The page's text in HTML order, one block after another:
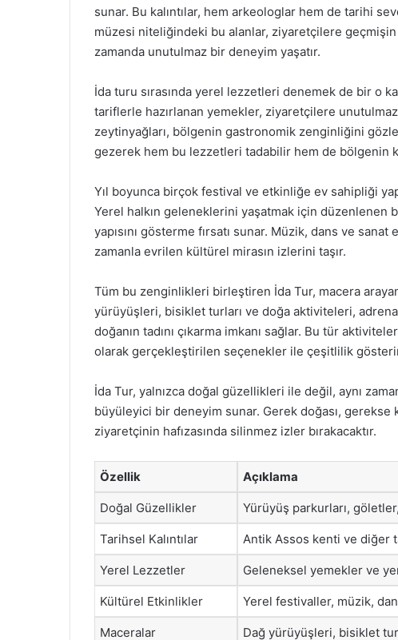
sunar. Bu kalıntılar, hem arkeologlar hem de tarihi
müzesi niteliğindeki bu alanlar, ziyaretçilere
zamanda unutulmaz bir deneyim yaşatır.
İda turu sırasında yerel lezzetleri denemek de bir o
tariflerle hazırlanan yemekler, ziyaretçilere
zeytinyağları, bölgenin gastronomik zenginliğini
gezerek hem bu lezzetleri tadabilir hem de bölgenin
Yıl boyunca birçok festival ve etkinliğe ev sahipliği
Yerel halkın geleneklerini yaşatmak için
yapısını gösterme fırsatı sunar. Müzik, dans ve
zamanla evrilen kültürel mirasın izlerini taşır.
Tüm bu zenginlikleri birleştiren İda Tur, macera
yürüyüşleri, bisiklet turları ve doğa aktiviteleri,
doğanın tadını çıkarma imkanı sağlar. Bu tür
olarak gerçekleştirilen seçenekler ile çeşitlilik
İda Tur, yalnızca doğal güzellikleri ile değil, aynı
büyüleyici bir deneyim sunar. Gerek doğası,
ziyaretçinin hafızasında silinmez izler bırakacaktır.
Özellik Açıklama
Doğal Güzellikler Yürüyüş parkurları,
Tarihsel Kalıntılar Antik Assos kenti ve diğer
Yerel Lezzetler Geleneksel yemekler ve
Kültürel Etkinlikler Yerel festivaller, müzik,
Maceralar Dağ yürüyüşleri, bisiklet